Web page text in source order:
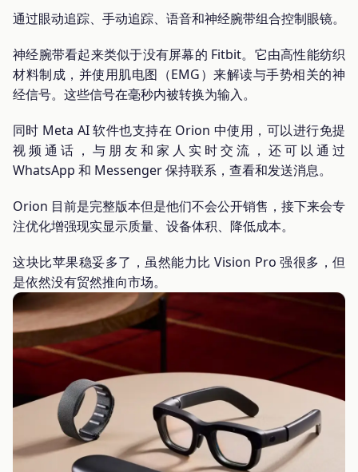
通过眼动追踪、手动追踪、语音和神经腕带组合控制眼镜。
神经腕带看起来类似于没有屏幕的 Fitbit。它由高性能纺织
材料制成，并使用肌电图（EMG）来解读与手势相关的神
经信号。这些信号在毫秒内被转换为输入。
同时 Meta AI 软件也支持在 Orion 中使用，可以进行免提
视频通话，与朋友和家人实时交流，还可以通过
WhatsApp 和 Messenger 保持联系，查看和发送消息。
Orion 目前是完整版本但是他们不会公开销售，接下来会专
注优化增强现实显示质量、设备体积、降低成本。
这块比苹果稳妥多了，虽然能力比 Vision Pro 强很多，但
是依然没有贸然推向市场。